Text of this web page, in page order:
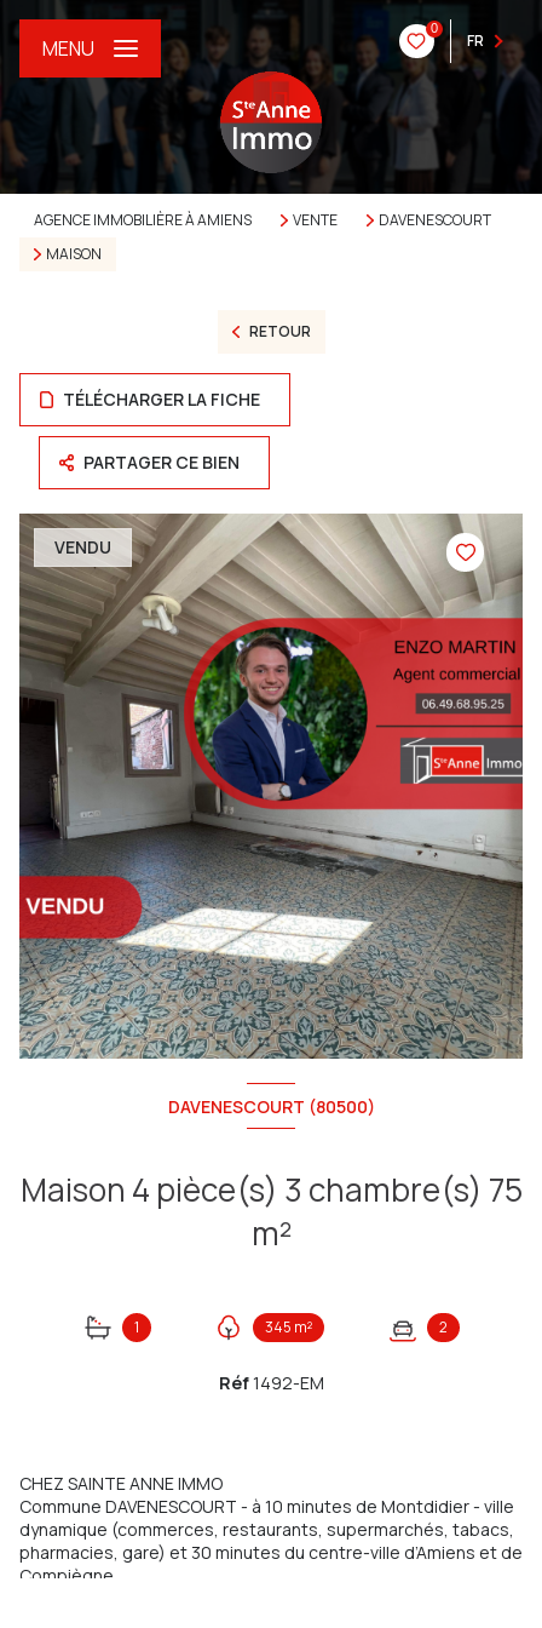
0
FR
MENU
AGENCE IMMOBILIÈRE À AMIENS VENTE
DAVENESCOURT
MAISON
RETOUR
TÉLÉCHARGER LA FICHE
PARTAGER CE BIEN
VENDU
DAVENESCOURT (80500)
Maison 4 pièce(s) 3 chambre(s) 75
m²
1 345 m² 2
Réf1492-EM
CHEZ SAINTE ANNE IMMO
Commune DAVENESCOURT - à 10 minutes de Montdidier - ville
dynamique (commerces, restaurants, supermarchés, tabacs,
pharmacies, gare) et 30 minutes du centre-ville d’Amiens et de
Compiègne